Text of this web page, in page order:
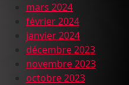
mars 2024
février 2024
janvier 2024
décembre 2023
novembre 2023
octobre 2023